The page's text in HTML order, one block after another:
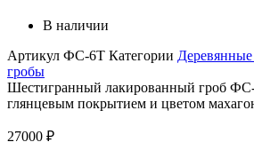
В наличии
Артикул ФС-6Т Категории
гробы
Шестигранный лакированный гроб
глянцевым покрытием и цветом
27000 ₽